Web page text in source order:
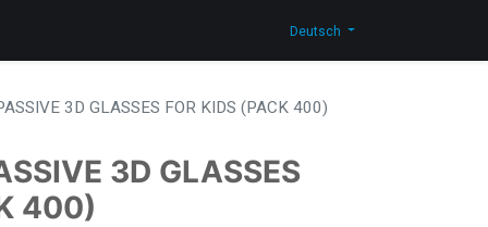
Kontakt Shop
Deutsch
3D GLASSES FOR KIDS (PACK 400)
3D GLASSES
400)